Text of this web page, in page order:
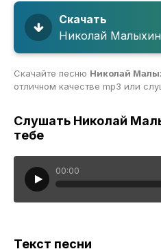
Скачать
Николай
Скачайте песню Николай
отличном качестве mp3 или
Слушать Николай
тебе
00:00
Текст песни